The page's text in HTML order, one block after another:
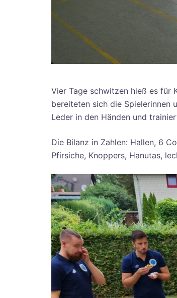
Vier Tage schwitzen hieß es für
bereiteten sich die Spielerinnen
Leder in den Händen und
Die Bilanz in Zahlen: Hallen, 6
Pfirsiche, Knoppers, Hanutas,